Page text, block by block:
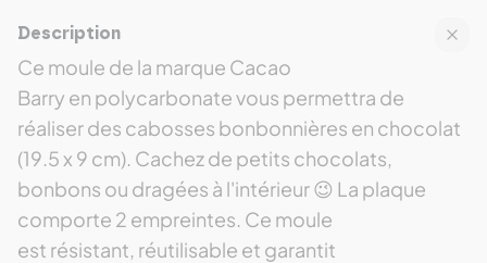
Description
Ce moule de la marque Cacao
Barry en polycarbonate vous permettra de
réaliser des cabosses bonbonnières en chocolat
(19.5 x 9 cm). Cachez de petits chocolats,
bonbons ou dragées à l'intérieur 😉 La plaque
comporte 2 empreintes. Ce moule
est résistant, réutilisable et garantit